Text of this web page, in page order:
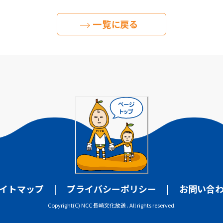
一覧に戻る
トマップ プライバシーポリシー お問い合
Copyright(C) NCC 長崎文化放送 . All rights reserved.